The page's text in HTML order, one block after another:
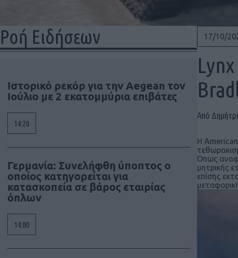
Ροή Ειδήσεων
Ιστορικό ρεκόρ για την Aegean τον
Ιούλιο με 2 εκατομμύρια επιβάτες
14:20
Γερμανία: Συνελήφθη ύποπτος ο
οποίος κατηγορείται για
κατασκοπεία σε βάρος εταιρίας
όπλων
14:00
17/10/
Από
Η
Όπως
μητρικής
επίσης